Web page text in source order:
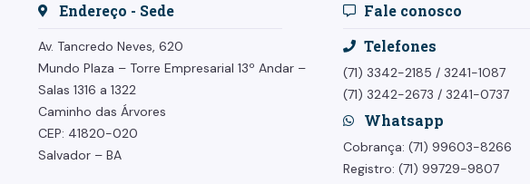
Endereço - Sede
Av. Tancredo Neves, 620
Mundo Plaza – Torre Empresarial 13º Andar –
Salas 1316 a 1322
Caminho das Árvores
CEP: 41820-020
Salvador – BA
Fale conosco
Telefones
(71) 3342-2185 / 3241-1087
(71) 3242-2673 / 3241-0737
Whatsapp
Cobrança: (71) 99603-8266
Registro: (71) 99729-9807